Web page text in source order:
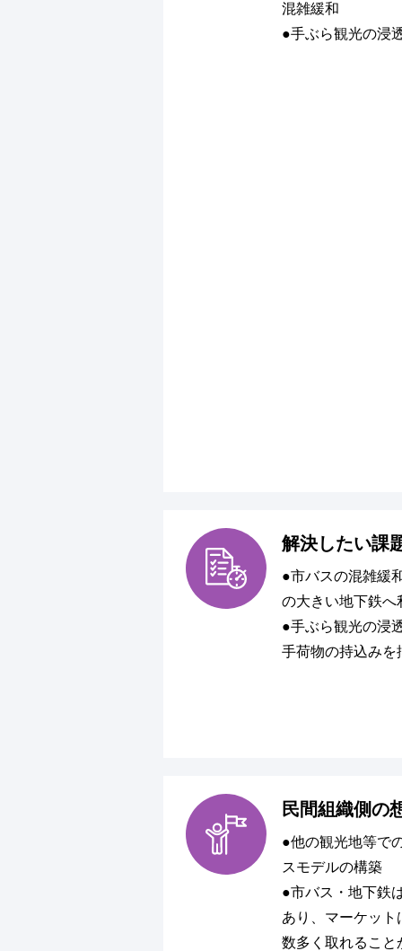
混雑緩和
●手ぶら観光の浸
解決したい課
●市バスの混雑緩
の大きい地下鉄へ
●手ぶら観光の浸
手荷物の持込みを
民間組織側の
●他の観光地等で
スモデルの構築
●市バス・地下鉄
あり、マーケッ
数多く取れること